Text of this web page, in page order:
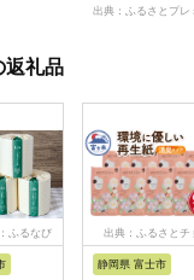
出典：ふるさとプレ
返礼品
ふるなび
出典：ふるさとチ
静岡県 富士市